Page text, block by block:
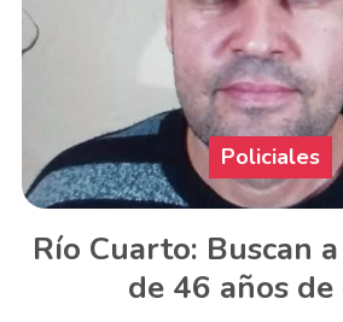
Río Cuarto: Buscan
de 46 años de
Policiales